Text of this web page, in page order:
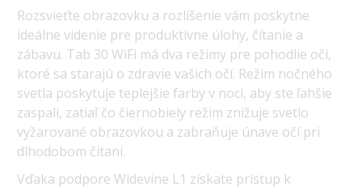
Rozsvieťte obrazovku a rozlíšenie vám poskytne
ideálne videnie pre produktívne úlohy, čítanie a
zábavu. Tab 30 WiFi má dva režimy pre pohodlie očí,
ktoré sa starajú o zdravie vašich očí. Režim nočného
svetla poskytuje teplejšie farby v noci, aby ste ľahšie
zaspali, zatiaľ čo čiernobiely režim znižuje svetlo
vyžarované obrazovkou a zabraňuje únave očí pri
dlhodobom čítaní.
Vďaka podpore Widevine L1 získate prístup k